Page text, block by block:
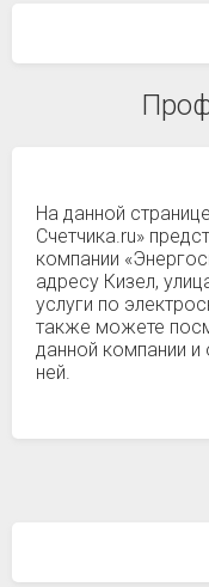
На данной
Счетчика.ru»
компании
адресу Кизел,
услуги по
также можете
данной компании
ней.